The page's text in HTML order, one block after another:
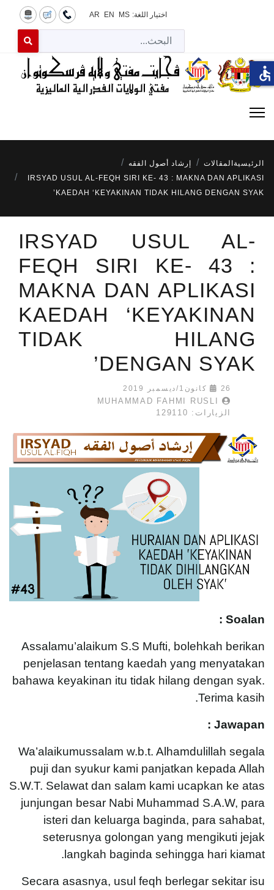
اختيار اللغة: MS
EN
AR
for results.
الرئيسية المقالات
إرشاد أصول الفقه
IRSYAD USUL AL-FEQH SIRI KE- 43 : MAKNA DAN APLIKASI
KAEDAH ‘KEYAKINAN TIDAK HILANG DENGAN SYAK’
IRSYAD USUL AL-
FEQH SIRI KE- 43 :
MAKNA DAN APLIKASI
KAEDAH ‘KEYAKINAN
TIDAK HILANG
DENGAN SYAK’
26 كانون1/ديسمبر 2019
MUHAMMAD FAHMI RUSLI
الزيارات: 129110
Soalan :
Assalamu’alaikum S.S Mufti, bolehkah berikan
penjelasan tentang kaedah yang menyatakan
bahawa keyakinan itu tidak hilang dengan syak.
Terima kasih.
Jawapan :
Wa’alaikumussalam w.b.t. Alhamdulillah segala
puji dan syukur kami panjatkan kepada Allah
S.W.T. Selawat dan salam kami ucapkan ke atas
junjungan besar Nabi Muhammad S.A.W, para
isteri dan keluarga baginda, para sahabat,
seterusnya golongan yang mengikuti jejak
langkah baginda sehingga hari kiamat.
Secara asasnya, usul feqh berlegar sekitar isu
accessible